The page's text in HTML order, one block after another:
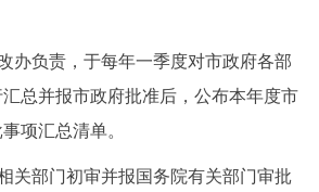
负责，于每年一季度对市政府各部
总并报市政府批准后，公布本年度市
项汇总清单。
部门初审并报国务院有关部门审批